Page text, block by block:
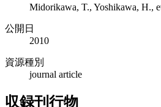
Midorikawa, T., Yoshikawa, H.,
公開日
2010
資源種別
journal article
収録刊行物